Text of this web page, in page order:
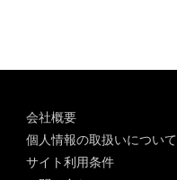
会社概要
個人情報の取扱いについて
サイト利用条件